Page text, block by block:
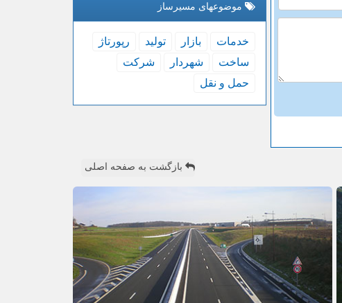
موضوعهای مسیرساز
خدمات بازار تولید
رپورتاژ
ساخت
شهردار
شركت
حمل و نقل
بازگشت به صفحه اصلی